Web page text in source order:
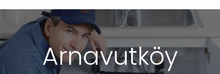
Arnavutköy